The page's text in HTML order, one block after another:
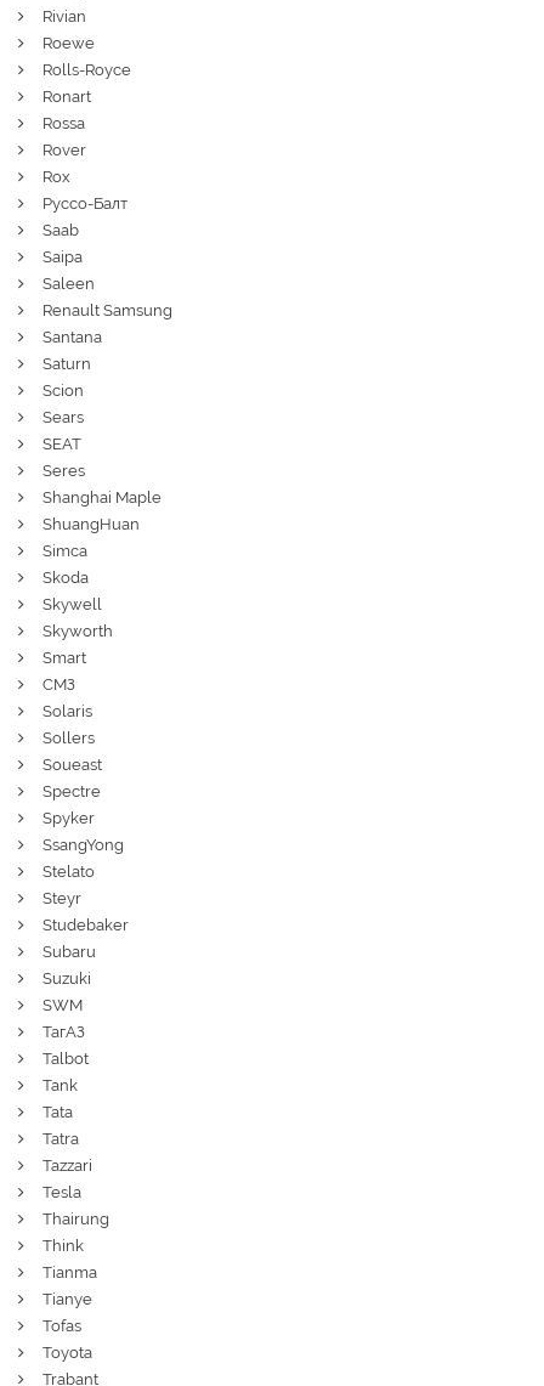
Rivian
Roewe
Rolls-Royce
Ronart
Rossa
Rover
Rox
Руссо-Балт
Saab
Saipa
Saleen
Renault Samsung
Santana
Saturn
Scion
Sears
SEAT
Seres
Shanghai Maple
ShuangHuan
Simca
Skoda
Skywell
Skyworth
Smart
СМЗ
Solaris
Sollers
Soueast
Spectre
Spyker
SsangYong
Stelato
Steyr
Studebaker
Subaru
Suzuki
SWM
ТагАЗ
Talbot
Tank
Tata
Tatra
Tazzari
Tesla
Thairung
Think
Tianma
Tianye
Tofas
Toyota
Trabant